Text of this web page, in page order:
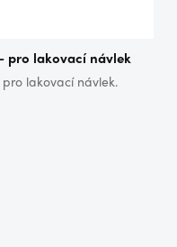
pro lakovací návlek
lakovací návlek.